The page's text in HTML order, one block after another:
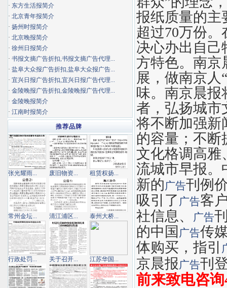
报纸质量的主
超过70万份
决心办出自己
方特色。南京
展，做南京人
味。南京晨报
者，弘扬城市
将不断加强新
的容量；不断
文化格调高雅
流城市早报。
新的广告刊例
吸引了 广告客
社信息、
广告
的中国 广告传
体购买，指引
京晨报广告刊
前来致电咨询
· 东方生活报简介
· 北京青年报简介
· 扬州时报简介
· 北京晚报简介
· 徐州日报简介
· 书报文摘广告折扣,书报文摘广告代理...
· 盐阜大众报广告折扣,盐阜大众报广告...
· 宜兴日报广告折扣,宜兴日报广告代理...
· 金陵晚报广告折扣,金陵晚报广告代理...
· 金陵晚报简介
· 江南时报简介
推荐品牌
张光耀雨... 废旧物资... 租赁权扬...
常州金坛... 清江浦区... 泰州大桥...
行政处罚... 关于召开... 江苏华国...